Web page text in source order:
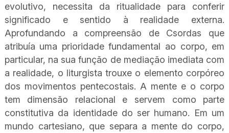
evolutivo, necessita da ritualidade para conferir
significado e sentido à realidade externa.
Aprofundando a compreensão de Csordas que
atribuía uma prioridade fundamental ao corpo, em
particular, na sua função de mediação imediata com
a realidade, o liturgista trouxe o elemento corpóreo
dos movimentos pentecostais. A mente e o corpo
tem dimensão relacional e servem como parte
constitutiva da identidade do ser humano. Em um
mundo cartesiano, que separa a mente do corpo,